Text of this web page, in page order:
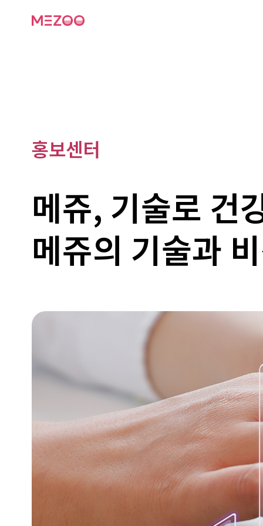
홍보센터
메쥬, 기술로 건
메쥬의 기술과